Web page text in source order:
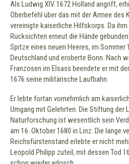
Als Ludwig XIV. 1672 Holland angriff,
Oberbefehl über das mit der Armee des
vereinigte kaiserliche Hilfskorps. Da
Rücksichten erneut die Hände
Spitze eines neuen Heeres, im Sommer
Deutschland und eroberte Bonn. Nach
Franzosen im Elsass beendete er mit
1676 seine militärische Laufbahn.
Er lebte fortan vornehmlich am
Umgang mit Gelehrten. Die Stiftung
Naturforschung ist wesentlich sein
am 16. Oktober 1680 in Linz. Die lange
Reichsfürstenstand erlebte er nicht
Leopold Philipp zuteil, mit dessen Tod